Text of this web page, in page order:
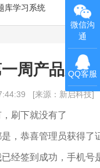
库学习系统
周产品更新
[来源：新启科技]
后显示有，刷
的都是，恭喜管
提示我已经签
微信沟
通
QQ客服